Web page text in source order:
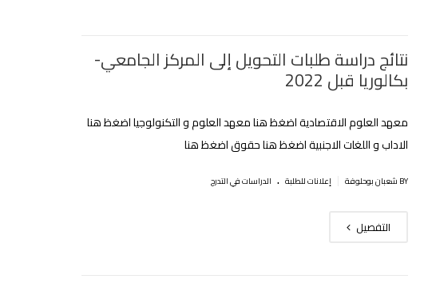
نتائج دراسة طلبات التحويل إلى المركز الجامعي-
بكالوريا قبل 2022
معهد العلوم الاقتصادية اضغظ هنا معهد العلوم و التكنولوجيا اضغظ هنا
الاداب و اللغات الاجنبية اضغظ هنا حقوق اضغظ هنا
BY شعبان بوحلوفة إعلانات للطلبة . الدراسات في التدرج
التفصيل